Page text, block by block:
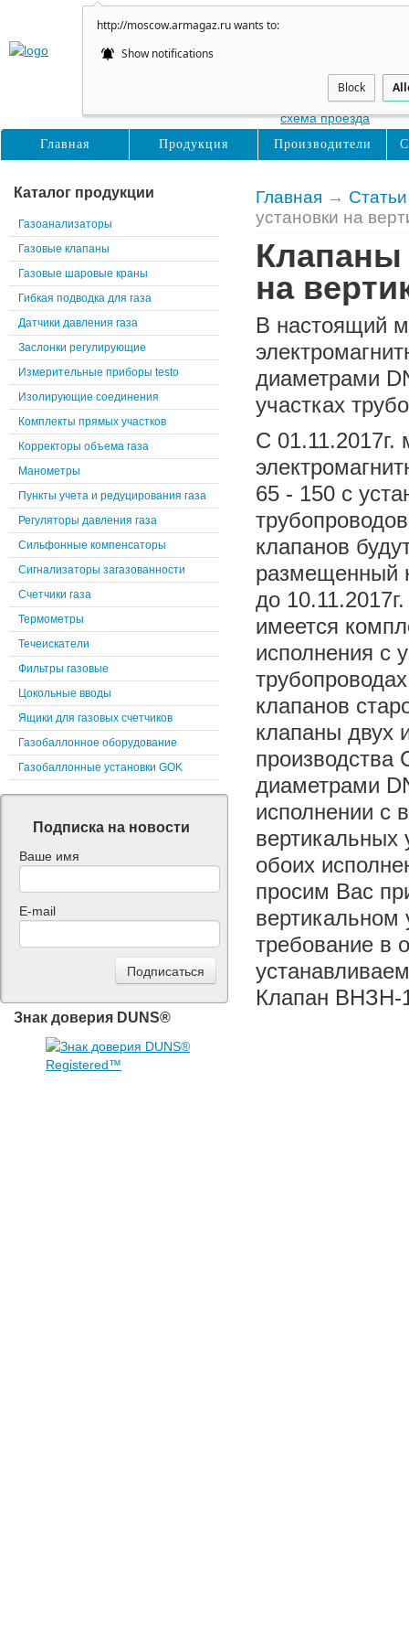
http://moscow.armagaz.ru wants to:
Show notifications
Block
Нижние Поля, д31, с2
схема проезда
Главная Продукция Производители
Главная →
установки на
Клапаны
на
В настоящий
диаметрами
участках
С
65 - 150 с
клапанов
размещенный
до
имеется
исполнения с
клапанов
клапаны двух
диаметрами
исполнении с
вертикальных
обоих
просим Вас
вертикальном
требование в
Клапан ВНЗН-
Каталог продукции
Газоанализаторы
Газовые клапаны
Газовые шаровые краны
Гибкая подводка для газа
Датчики давления газа
Заслонки регулирующие
Измерительные приборы testo
Изолирующие соединения
Комплекты прямых участков
Корректоры объема газа
Манометры
Пункты учета и редуцирования газа
Регуляторы давления газа
Сильфонные компенсаторы
Сигнализаторы загазованности
Счетчики газа
Термометры
Течеискатели
Фильтры газовые
Цокольные вводы
Ящики для газовых счетчиков
Газобаллонное оборудование
Газобаллонные установки GOK
Подписка на новости
Ваше имя
E-mail
Знак доверия DUNS®